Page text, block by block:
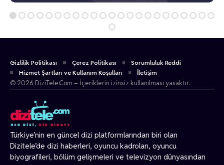
Türkiye’nin en güncel dizi platformlarından biri olan
Dizitele’de dizi haberleri, oyuncu kadroları, oyuncu
biyografileri, bölüm gelişmeleri ve televizyon dünyasından
Gizlilik Politikası Çerez Politikası
Sorumluluk Reddi
Hizmet Şartları ve Kullanım Koşulları
İletişim
© 2026 DiziTele.Com – İçeriklerin izinsiz kullanılması yasaktır.